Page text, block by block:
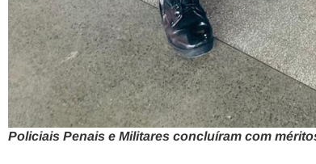
Policiais Penais e Militares concluíram com